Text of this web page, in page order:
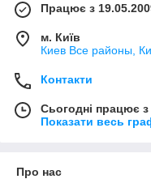
Працює з
м. Київ
Киев Все районы,
Контакти
Сьогодні працює
Показати весь
Про нас